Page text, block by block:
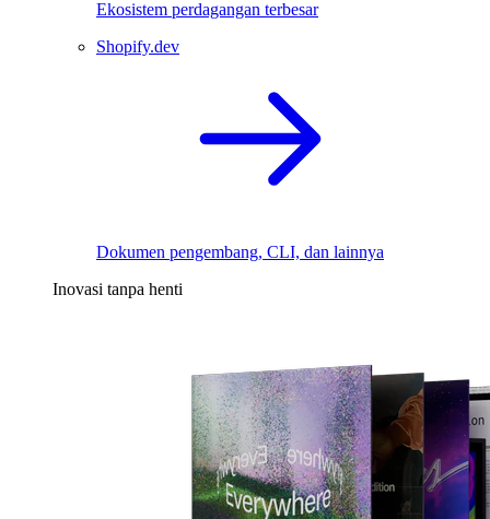
Ekosistem perdagangan terbesar
Shopify.dev
Dokumen pengembang, CLI, dan lainnya
Inovasi tanpa henti